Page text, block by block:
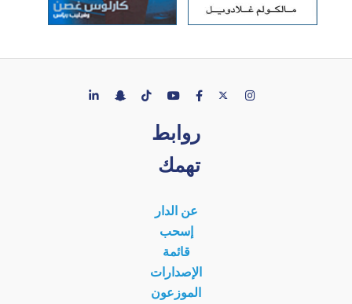
روابط
تهمك
عن الدار
إسحب
قائمة
الإصدارات
الموزعون